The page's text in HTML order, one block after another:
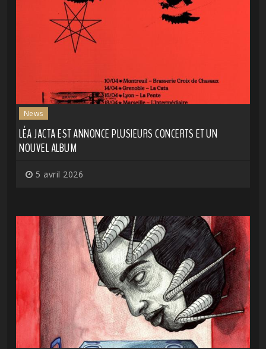
News
LÉA JACTA EST ANNONCE PLUSIEURS CONCERTS ET UN
NOUVEL ALBUM
5 avril 2026